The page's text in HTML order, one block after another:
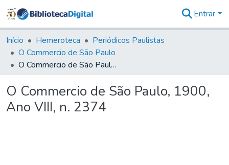
&
Coleções
Tudo na
Biblioteca
Estatísticas
Entrar
Início Hemeroteca
Periódicos Paulistas
O Commercio de São Paulo
O Commercio de São Paulo, 1900, Ano VIII, n. 2374
O Commercio de São Paulo, 1900,
Ano VIII, n. 2374